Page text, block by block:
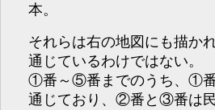
本。
それらは右の地図にも描か
通じているわけではない。
①番～⑤番までのうち、①
通じており、②番と③番は